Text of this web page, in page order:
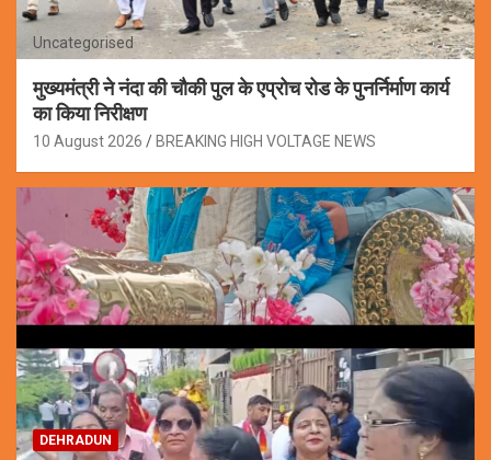
Uncategorised
मुख्यमंत्री ने नंदा की चौकी पुल के एप्रोच रोड के पुनर्निर्माण कार्य
का किया निरीक्षण
10 August 2026 BREAKING HIGH VOLTAGE NEWS
DEHRADUN